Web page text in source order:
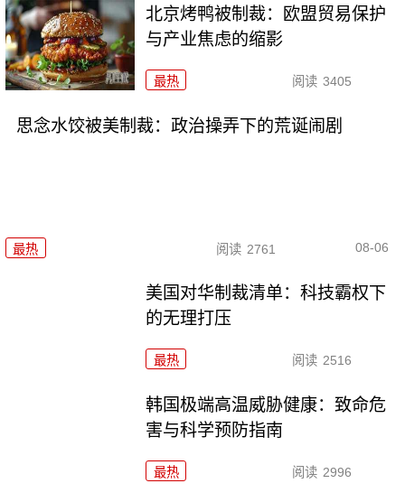
北京烤鸭被制裁：欧盟贸易保护
与产业焦虑的缩影
最热 阅读 3405
思念水饺被美制裁：政治操弄下的荒诞闹剧
最热 阅读 2761 08-06
美国对华制裁清单：科技霸权下
的无理打压
最热 阅读 2516
韩国极端高温威胁健康：致命危
害与科学预防指南
最热 阅读 2996